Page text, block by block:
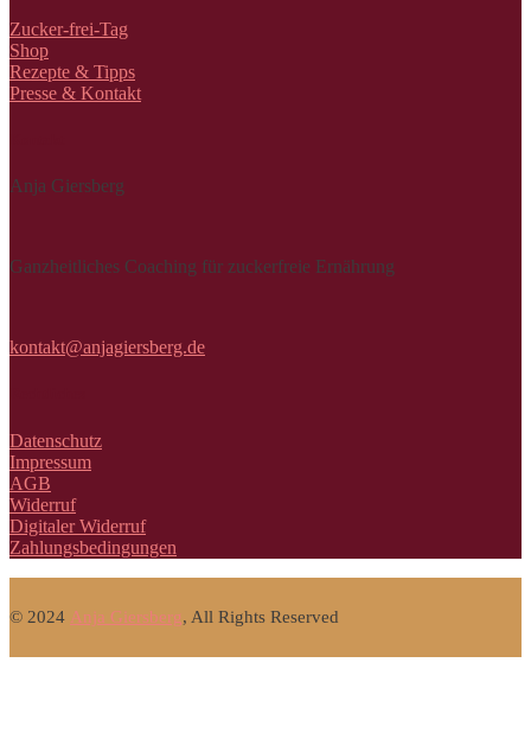
Zucker-frei-Tag
Shop
Rezepte & Tipps
Presse & Kontakt
Anja Giersberg
Ganzheitliches Coaching für zuckerfreie Ernährung
kontakt@anjagiersberg.de
Datenschutz
Impressum
AGB
Widerruf
Digitaler Widerruf
Zahlungsbedingungen
© 2024 Anja Giersberg, All Rights Reserved